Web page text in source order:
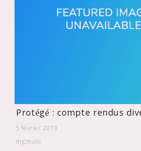
Protégé : compte rendus
5 février 2013
mjcmulti